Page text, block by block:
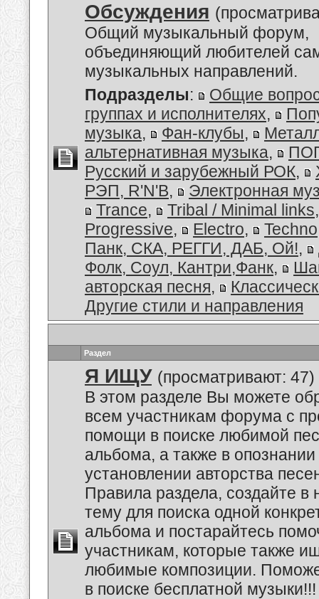
Обсуждения
Общий музыкальный форум,
объединяющий любителей
музыкальных направлений.
Подразделы:
Общие
группах и исполнителях,
музыка, Фан-клубы,
альтернативная музыка,
Русский и зарубежный РОК,
РЭП, R'N'B,
Электронная
Trance, Tribal / Minimal links
Progressive, Electro, Techno
Панк, СКА, РЕГГИ, ДАБ, Ой!,
Фолк, Соул, Кантри,Фанк,
авторская песня,
Другие стили и направления
Раздел
Я ИЩУ (просматривают: 47)
В этом разделе Вы можете
всем участникам форума с
помощи в поиске любимой
альбома, а также в опознании
установлении авторства
Правила раздела, создайте в
тему для поиска одной
альбома и постарайтесь
участникам, которые также
любимые композиции.
в поиске бесплатной музыки!!!